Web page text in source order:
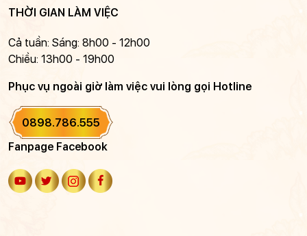
THỜI GIAN LÀM VIỆC
Cả tuần: Sáng: 8h00 - 12h00
Chiều: 13h00 - 19h00
Phục vụ ngoài giờ làm việc vui lòng gọi Hotline
0898.786.555
Fanpage Facebook